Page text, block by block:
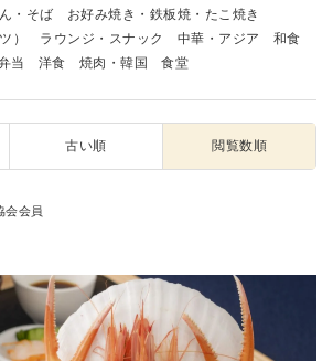
・そば
お好み焼き・鉄板焼・たこ焼き
）
ラウンジ・スナック 中華・アジア
和食
当 洋食 焼肉・韓国 食堂
古い順 閲覧数順
会会員